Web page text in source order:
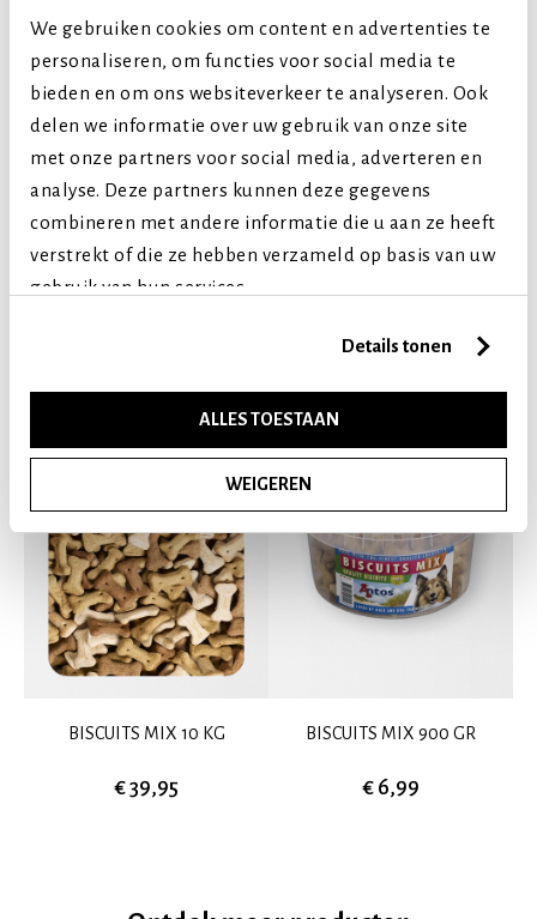
We gebruiken cookies om content en advertenties te
personaliseren, om functies voor social media te
bieden en om ons websiteverkeer te analyseren. Ook
delen we informatie over uw gebruik van onze site
met onze partners voor social media, adverteren en
analyse. Deze partners kunnen deze gegevens
combineren met andere informatie die u aan ze heeft
verstrekt of die ze hebben verzameld op basis van uw
gebruik van hun services.
Details tonen
ALLES TOESTAAN
WEIGEREN
Middelgrote honden
Grote honden
Extra grote honden
Levensfase
Puppy (tot 1 jaar)
Volwassen (2-7 jaar)
Senior (8+ jaar)
BISCUITS MIX 10 KG
€ 39,95
BISCUITS MIX 900 GR
€ 6,99